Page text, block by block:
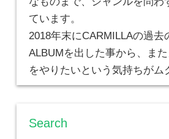
ています。
2018年末にCARMILLAの過去
ALBUMを出した事から、ま
をやりたいという気持ちがム
Search